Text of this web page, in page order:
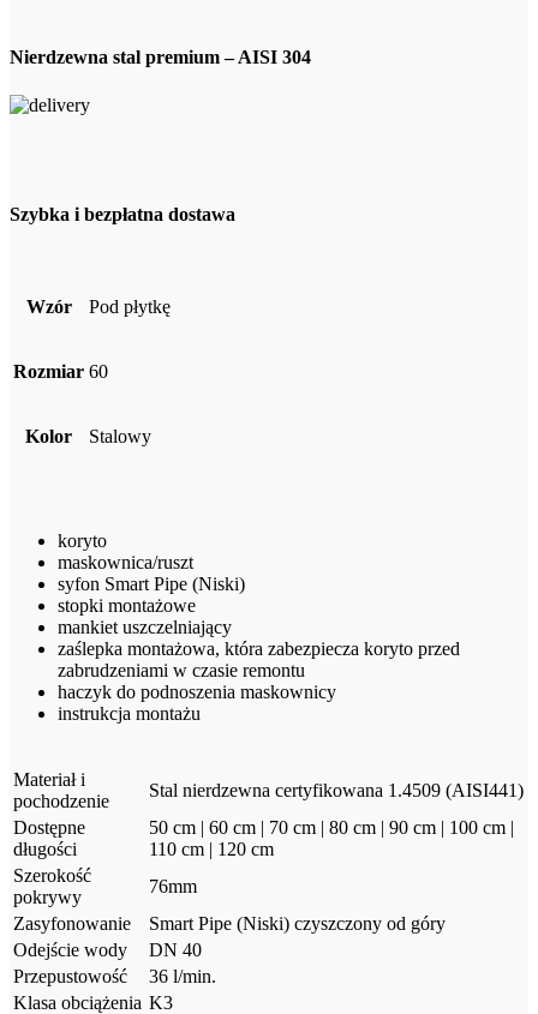
Nierdzewna stal premium – AISI 304
Szybka i bezpłatna dostawa
Wzór Pod płytkę
Rozmiar 60
Kolor Stalowy
koryto
maskownica/ruszt
syfon Smart Pipe (Niski)
stopki montażowe
mankiet uszczelniający
zaślepka montażowa, która zabezpiecza koryto przed
zabrudzeniami w czasie remontu
haczyk do podnoszenia maskownicy
instrukcja montażu
Materiał i
pochodzenie
Stal nierdzewna certyfikowana 1.4509 (AISI441)
Dostępne
długości
50 cm | 60 cm | 70 cm | 80 cm | 90 cm | 100 cm |
110 cm | 120 cm
Szerokość
pokrywy
76mm
Zasyfonowanie
Smart Pipe (Niski) czyszczony od góry
Odejście wody
DN 40
Przepustowość
36 l/min.
Klasa obciążenia K3